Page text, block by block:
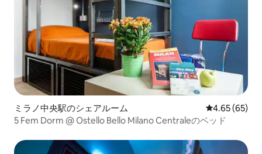
ミラノ中央駅のシェアルーム レビュー65
4.65 (65)
5 Fem Dorm @ Ostello Bello Milano Centraleのベッド